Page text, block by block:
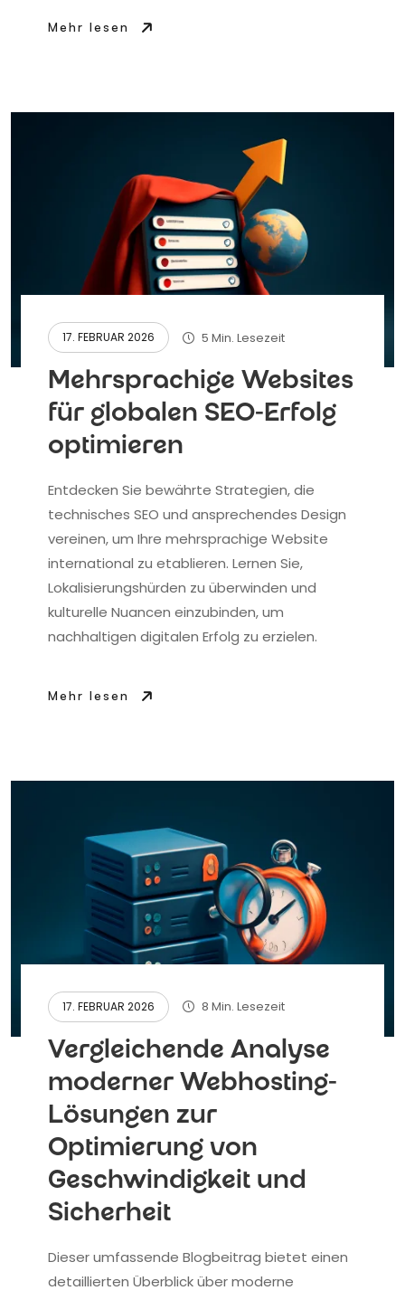
Mehr lesen
17. FEBRUAR 2026 5 Min. Lesezeit
Mehrsprachige Websites
für globalen SEO-Erfolg
optimieren
Entdecken Sie bewährte Strategien, die
technisches SEO und ansprechendes Design
vereinen, um Ihre mehrsprachige Website
international zu etablieren. Lernen Sie,
Lokalisierungshürden zu überwinden und
kulturelle Nuancen einzubinden, um
nachhaltigen digitalen Erfolg zu erzielen.
Mehr lesen
17. FEBRUAR 2026 8 Min. Lesezeit
Vergleichende Analyse
moderner Webhosting-
Lösungen zur
Optimierung von
Geschwindigkeit und
Sicherheit
Dieser umfassende Blogbeitrag bietet einen
detaillierten Überblick über moderne